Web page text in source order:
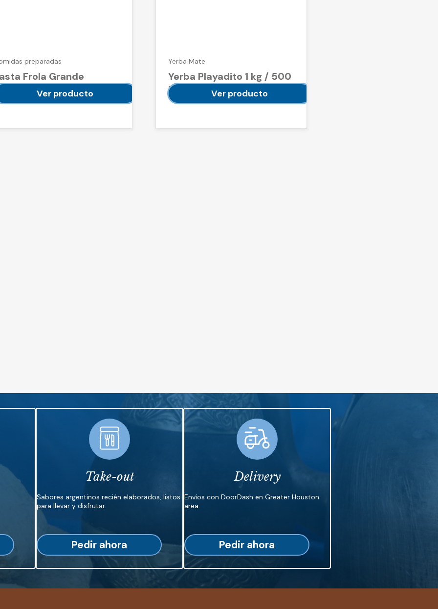
preparadas
Frola Grande
Yerba Mate
Yerba Playadito 1 kg / 500
g
Take-out
Sabores argentinos recién elaborados, listos
para llevar y disfrutar.
Pedir ahora
Delivery
Envíos con DoorDash en Greater Houston
area.
Pedir ahora